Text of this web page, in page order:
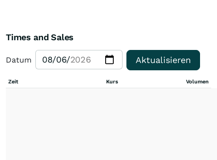
Times and Sales
Datum Aktualisieren
Zeit Kurs Volumen